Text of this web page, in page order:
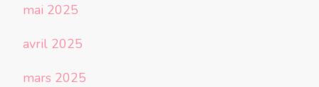
mai 2025
avril 2025
mars 2025